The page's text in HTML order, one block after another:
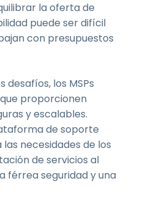
la oferta de
puede ser difícil
con presupuestos
los MSPs
proporcionen
y escalables.
de soporte
necesidades de los
de servicios al
férrea seguridad y una